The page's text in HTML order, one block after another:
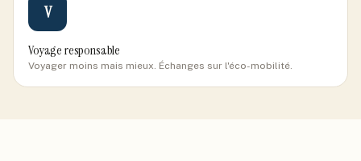
V
Voyage responsable
Voyager moins mais mieux. Échanges sur l'éco-mobilité.